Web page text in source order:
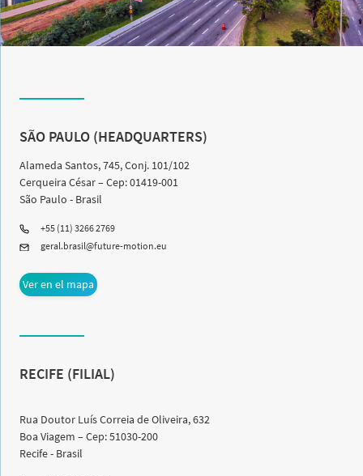
SÃO PAULO (HEADQUARTERS)
Alameda Santos, 745, Conj. 101/102
Cerqueira César – Cep: 01419-001
São Paulo - Brasil
+55 (11) 3266 2769
geral.brasil@future-motion.eu
Ver en el mapa
RECIFE (FILIAL)
Rua Doutor Luís Correia de Oliveira, 632
Boa Viagem – Cep: 51030-200
Recife - Brasil